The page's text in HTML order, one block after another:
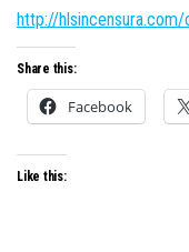
http://
Share this:
Facebook
Like this: